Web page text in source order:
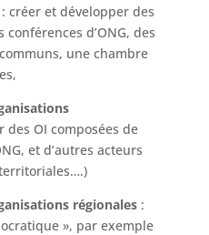
: créer et développer des
d’ONG, des
une chambre
des OI composées de
et d’autres acteurs
régionales:
», par exemple